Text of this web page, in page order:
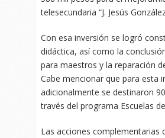
telesecundaria “J. Jesús
Con esa inversión se logró
didáctica, así como la
para maestros y la reparación
Cabe mencionar que para esta
adicionalmente se destinaron
través del programa Escuelas
Las acciones complementarias